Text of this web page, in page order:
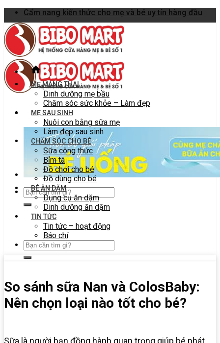
Skip
to
content
Cẩm nang kiến thức cho mẹ và bé uy tín hàng đầu
MẸ MANG THAI
Dinh dưỡng mẹ bầu
Chăm sóc sức khỏe – Làm đẹp
MẸ SAU SINH
Nuôi con bằng sữa mẹ
Làm đẹp sau sinh
CHĂM SÓC CHO BÉ
Sữa công thức
Bỉm tã
Đồ chơi cho bé
Đồ dùng cho bé
BÉ ĂN DẶM
Dụng cụ ăn dặm
Dinh dưỡng ăn dặm
TIN TỨC
Tin tức – hoạt động
Báo chí
So sánh sữa Nan và ColosBaby:
Nên chọn loại nào tốt cho bé?
Sữa là người bạn đồng hành quan trọng giúp bé phát